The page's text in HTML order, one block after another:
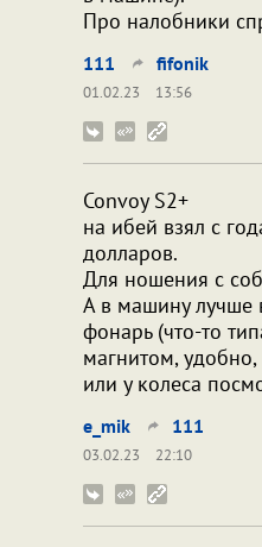
Про налобники
111 fifonik
01.02.23
13:56
Convoy S2+
на ибей взял с
долларов.
Для ношения с
А в машину лучше
фонарь (что-то
магнитом,
или у колеса
e_mik 111
03.02.23
22:10